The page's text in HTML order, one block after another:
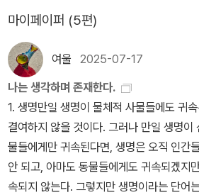
했지만 지도 교수와의 불화로 콩쿠르 도전
연 능동적 인생을 살고 있는 것일까? 아니
는 것일까?​-바이올리니스트 이정경: 드라마
단 이사장의 손녀로 등장한다. 금수저 중의
어릴 적부터 바이올린을 연주했고 미국 줄
를 받았다. 철부지처럼 보이는 그녀는 자신
지고 싶어 한다. 박준영과는 학창 시절부터
의 경계에서 살아갔다. 경후문화재단이 박
정의 금전문제를 종종 해결해 주었기에 그
무자의 관계로 얽혀있기도 하다. 그녀는 유
입니다. 진행-완료는 상Aspect으로 동사문
제Tense와 같은것으로 본 전제에서 번역
헤갈립니다. 일본어원서가 그렇다면 그 저
제인 시제와 상을 구분못하는 영문법으로
석한다는것이 기본적으로 어불성설인듯해
보니 능/수동태중 어느쪽으로도 속하는 않
완료상 또는 진행상을 살펴보니 능/수동태
해야하지 않을까요.동사문법을 그리스어
상.태등을 비교하면 더욱 독해가 쉽지않았
마이페이퍼 (5편)
여울 2025-07-17
나는 생각하며 존재한다.
1. 생명만일 생명이 물체적 사물들에도 귀
결여하지 않을 것이다. 그러나 만일 생명이
물들에게만 귀속된다면, 생명은 오직 인간
안 되고, 아마도 동물들에게도 귀속되겠지
속되지 않는다. 그렇지만 생명이라는 단어